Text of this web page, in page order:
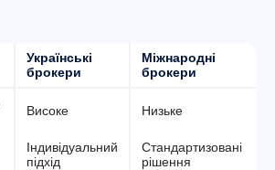
Українські
брокери
Міжнародні
брокери
Високе Низьке
Індивідуальний
підхід
Стандартизовані
рішення